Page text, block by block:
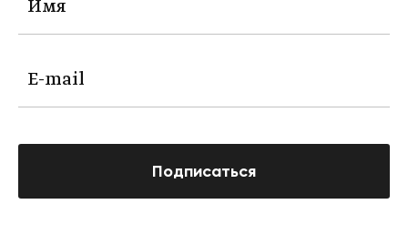
Подписаться